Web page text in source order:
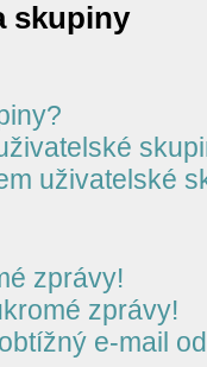
skupiny
uživatelské
zprávy!
zprávy!
e-mail